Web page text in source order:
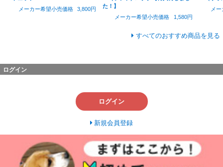
メーカー希望小売価格
3,800円
た！】
メーカー希望小売価格
1,580円
メ
すべてのおすすめ商品を見る
ログイン
ログイン
新規会員登録